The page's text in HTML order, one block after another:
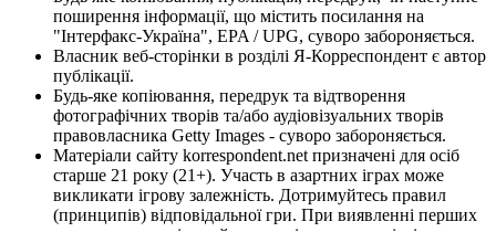
поширення інформації, що містить посилання на
"Інтерфакс-Україна", EPA / UPG, суворо забороняється.
Власник веб-сторінки в розділі Я-Корреспондент є автор
публікації.
Будь-яке копіювання, передрук та відтворення
фотографічних творів та/або аудіовізуальних творів
правовласника Getty Images - суворо забороняється.
Матеріали сайту korrespondent.net призначені для осіб
старше 21 року (21+). Участь в азартних іграх може
викликати ігрову залежність. Дотримуйтесь правил
(принципів) відповідальної гри. При виявленні перших